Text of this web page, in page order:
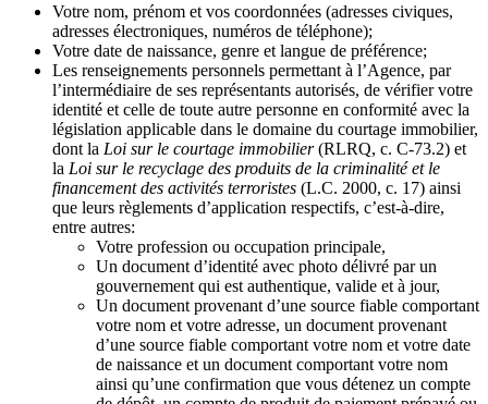
Votre nom, prénom et vos coordonnées (adresses civiques,
adresses électroniques, numéros de téléphone);
Votre date de naissance, genre et langue de préférence;
Les renseignements personnels permettant à l’Agence, par
l’intermédiaire de ses représentants autorisés, de vérifier votre
identité et celle de toute autre personne en conformité avec la
législation applicable dans le domaine du courtage immobilier,
dont la Loi sur le courtage immobilier(RLRQ, c. C-73.2) et
la Loi sur le recyclage des produits de la criminalité et le
financement des activités terroristes (L.C. 2000, c. 17) ainsi
que leurs règlements d’application respectifs, c’est-à-dire,
entre autres:
Votre profession ou occupation principale,
Un document d’identité avec photo délivré par un
gouvernement qui est authentique, valide et à jour,
Un document provenant d’une source fiable comportant
votre nom et votre adresse, un document provenant
d’une source fiable comportant votre nom et votre date
de naissance et un document comportant votre nom
ainsi qu’une confirmation que vous détenez un compte